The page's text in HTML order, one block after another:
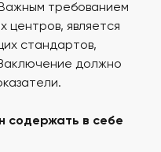
требованием
центров, является
стандартов,
должно
содержать в себе